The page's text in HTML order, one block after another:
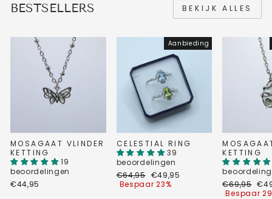
BESTSELLERS BEKIJK ALLES
MOSAGAAT VLINDER
KETTING
19
beoordelingen
€44,95
Aanbieding
CELESTIAL RING
39
beoordelingen
Normale
prijs
€64,95 Verkoopprijs
€49,95
Bespaar 23%
KETTING
Normale
prijs
€69,95
Bespaar